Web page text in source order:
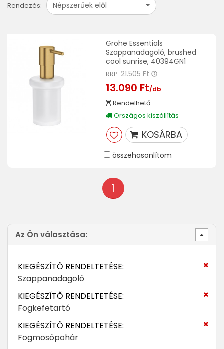
Rendezés: Népszerűek elől
Grohe Essentials
Szappanadagoló, brushed
cool sunrise, 40394GN1
RRP: 21.505 Ft
13.090 Ft/db
Rendelhető
Országos kiszállítás
KOSÁRBA
összehasonlítom
1
Az Ön választása:
KIEGÉSZÍTŐ RENDELTETÉSE:
Szappanadagoló
KIEGÉSZÍTŐ RENDELTETÉSE:
Fogkefetartó
KIEGÉSZÍTŐ RENDELTETÉSE:
Fogmosópohár